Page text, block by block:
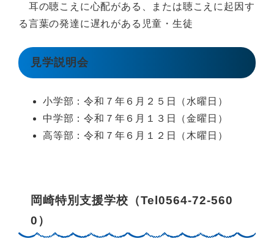
耳の聴こえに心配がある、または聴こえに起因す
る言葉の発達に遅れがある児童・生徒
見学説明会
小学部：令和７年６月２５日（水曜日）
中学部：令和７年６月１３日（金曜日）
高等部：令和７年６月１２日（木曜日）
岡崎特別支援学校（Tel0564-72-560
0）